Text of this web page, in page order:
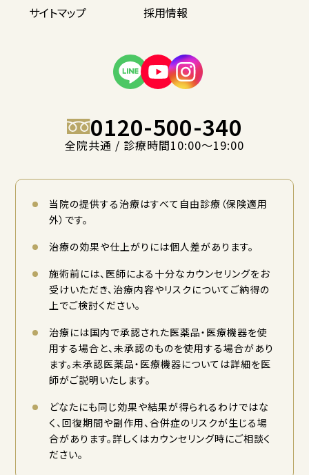
サイトマップ
採用情報
0120-500-340
全院共通 / 診療時間10:00〜19:00
当院の提供する治療はすべて自由診療（保険適用
外）です。
治療の効果や仕上がりには個人差があります。
施術前には、医師による十分なカウンセリングをお
受けいただき、治療内容やリスクについてご納得の
上でご検討ください。
治療には国内で承認された医薬品・医療機器を使
用する場合と、未承認のものを使用する場合があり
ます。未承認医薬品・医療機器については詳細を医
師がご説明いたします。
どなたにも同じ効果や結果が得られるわけではな
く、回復期間や副作用、合併症のリスクが生じる場
合があります。詳しくはカウンセリング時にご相談く
ださい。